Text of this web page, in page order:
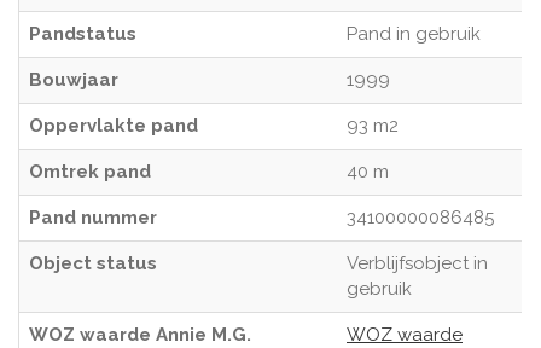
Pandstatus Pand in gebruik
Bouwjaar 1999
Oppervlakte pand 93 m2
Omtrek pand 40 m
Pand nummer 34100000086485
Object status
Verblijfsobject in
gebruik
WOZ waarde Annie M.G.
WOZ waarde